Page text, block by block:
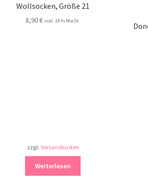
Wollsocken, Größe 21
8,90€ inkl. 19 % MwSt.
zzgl. Versandkosten
Weiterlesen